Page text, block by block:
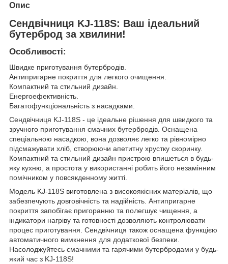
Опис
Сендвічниця KJ-118S: Ваш ідеальний
бутерброд за хвилини!
Особливості:
Швидке приготування бутербродів.
Антипригарне покриття для легкого очищення.
Компактний та стильний дизайн.
Енергоефективність.
Багатофункціональність з насадками.
Сендвічниця KJ-118S - це ідеальне рішення для швидкого та
зручного приготування смачних бутербродів. Оснащена
спеціальною насадкою, вона дозволяє легко та рівномірно
підсмажувати хліб, створюючи апетитну хрустку скоринку.
Компактний та стильний дизайн пристрою впишеться в будь-
яку кухню, а простота у використанні робить його незамінним
помічником у повсякденному житті.
Модель KJ-118S виготовлена з високоякісних матеріалів, що
забезпечують довговічність та надійність. Антипригарне
покриття запобігає пригоранню та полегшує чищення, а
індикатори нагріву та готовності дозволяють контролювати
процес приготування. Сендвічниця також оснащена функцією
автоматичного вимкнення для додаткової безпеки.
Насолоджуйтесь смачними та гарячими бутербродами у будь-
який час з KJ-118S!